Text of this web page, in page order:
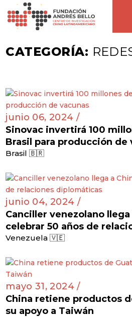
CATEGORÍA:
junio 06, 2024 /
Sinovac invertirá 100
Brasil para producción de
Brasil 🇧🇷
junio 04, 2024 /
Canciller venezolano llega
celebrar 50 años de
Venezuela 🇻🇪
mayo 31, 2024 /
China retiene productos
su apoyo a Taiwán